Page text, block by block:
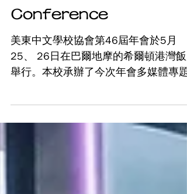
屆年會 46th ACS
Conference
美東中文學校協會第46屆年會於5月
25、 26日在巴爾地摩的希爾頓港灣飯
演講比賽，本校學生亦於年會期間積極
參與了多項校際比賽，並在團體壁報比
賽項目獲得第二名的成績。 本校學生壁